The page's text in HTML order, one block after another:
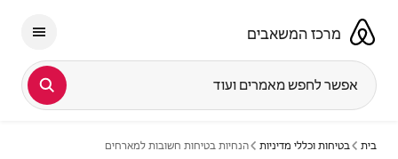
מרכז המשאבים
אפשר לחפש מאמרים ועוד
בית בטיחות וכללי מדיניות הנחיות בטיחות חשובות למארחים